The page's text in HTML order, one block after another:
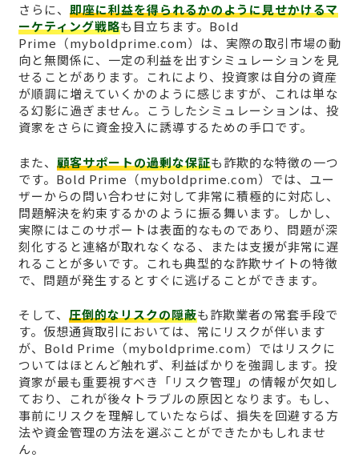
さらに、 即座に利益を得られるかのように見せかけるマ
ーケティング戦略も目立ちます。Bold
Prime（myboldprime.com）は、実際の取引市場の動
向と無関係に、一定の利益を出すシミュレーションを見
せることがあります。これにより、投資家は自分の資産
が順調に増えていくかのように感じますが、これは単な
る幻影に過ぎません。こうしたシミュレーションは、投
資家をさらに資金投入に誘導するための手口です。
また、 顧客サポートの過剰な保証も詐欺的な特徴の一つ
です。Bold Prime（myboldprime.com）では、ユー
ザーからの問い合わせに対して非常に積極的に対応し、
問題解決を約束するかのように振る舞います。しかし、
実際にはこのサポートは表面的なものであり、問題が深
刻化すると連絡が取れなくなる、または支援が非常に遅
れることが多いです。これも典型的な詐欺サイトの特徴
で、問題が発生するとすぐに逃げることができます。
そして、 圧倒的なリスクの隠蔽も詐欺業者の常套手段で
す。仮想通貨取引においては、常にリスクが伴います
が、Bold Prime（myboldprime.com）ではリスクに
ついてはほとんど触れず、利益ばかりを強調します。投
資家が最も重要視すべき「リスク管理」の情報が欠如し
ており、これが後々トラブルの原因となります。もし、
事前にリスクを理解していたならば、損失を回避する方
法や資金管理の方法を選ぶことができたかもしれませ
ん。